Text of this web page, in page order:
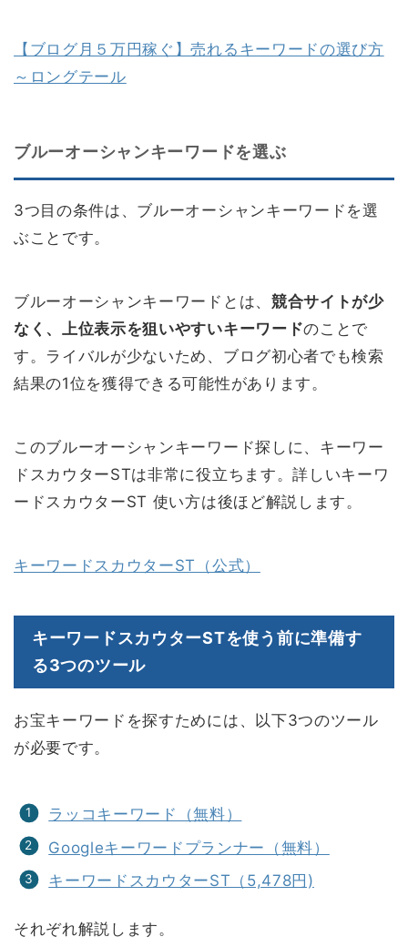
【ブログ月５万円稼ぐ】売れるキーワードの選び方
～ロングテール
ブルーオーシャンキーワードを選ぶ
3つ目の条件は、ブルーオーシャンキーワードを選
ぶことです。
ブルーオーシャンキーワードとは、 競合サイトが少
なく、上位表示を狙いやすいキーワードのことで
す。ライバルが少ないため、ブログ初心者でも検索
結果の1位を獲得できる可能性があります。
このブルーオーシャンキーワード探しに、キーワー
ドスカウターSTは非常に役立ちます。詳しいキーワ
ードスカウターST 使い方は後ほど解説します。
キーワードスカウターST（公式）
キーワードスカウターSTを使う前に準備す
る3つのツール
お宝キーワードを探すためには、以下3つのツール
が必要です。
ラッコキーワード（無料）
Googleキーワードプランナー（無料）
キーワードスカウターST（5,478円)
それぞれ解説します。